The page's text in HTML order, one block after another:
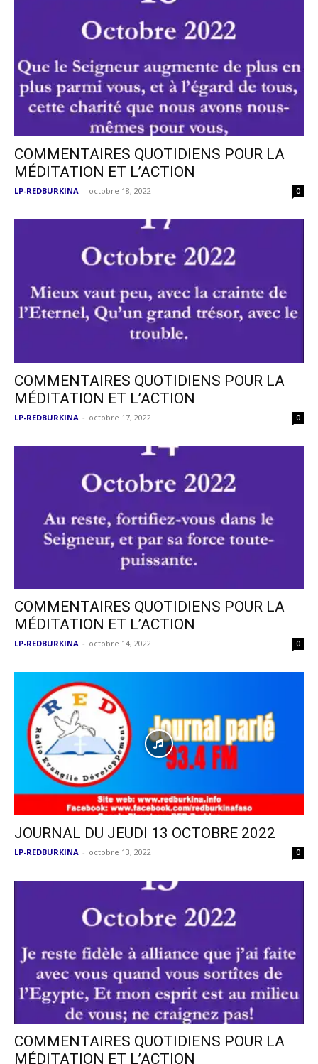
COMMENTAIRES QUOTIDIENS POUR LA
MÉDITATION ET L’ACTION
LP-REDBURKINA - octobre 18, 2022 0
COMMENTAIRES QUOTIDIENS POUR LA
MÉDITATION ET L’ACTION
LP-REDBURKINA - octobre 17, 2022 0
COMMENTAIRES QUOTIDIENS POUR LA
MÉDITATION ET L’ACTION
LP-REDBURKINA - octobre 14, 2022 0
JOURNAL DU JEUDI 13 OCTOBRE 2022
LP-REDBURKINA - octobre 13, 2022 0
COMMENTAIRES QUOTIDIENS POUR LA
MÉDITATION ET L’ACTION